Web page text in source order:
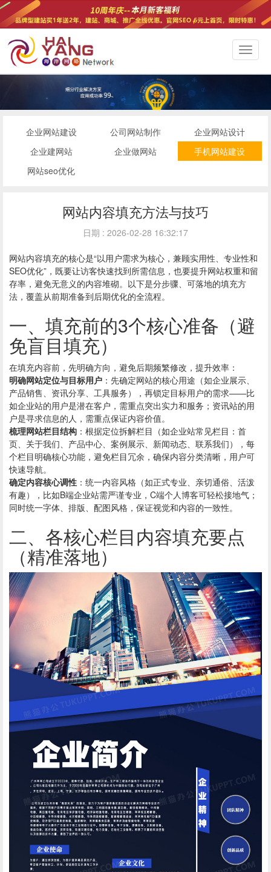
切
换
导
企业网站建设 公司网站制作
企业网站设计
企业建网站
企业做网站
手机网站建设
网站seo优化
网站内容填充方法与技巧
日期 : 2026-02-28 16:32:17
网站内容填充的核心是“以用户需求为核心，兼顾实用性、专业性和
SEO优化”，既要让访客快速找到所需信息，也要提升网站权重和留
存率，避免无意义的内容堆砌。以下是分步骤、可落地的填充方
法，覆盖从前期准备到后期优化的全流程。
一、填充前的3个核心准备（避
免盲目填充）
在填充内容前，先明确方向，避免后期频繁修改，提升效率：
明确网站定位与目标用户 ：先确定网站的核心用途（如企业展示、
产品销售、资讯分享、工具服务），再锁定目标用户的需求——比
如企业站的用户是潜在客户，需重点突出实力和服务；资讯站的用
户是寻求信息的人，需重点保证内容价值。
梳理网站栏目结构 ：根据定位拆解栏目（如企业站常见栏目：首
页、关于我们、产品中心、案例展示、新闻动态、联系我们），每
个栏目明确核心功能，避免栏目冗余，确保内容分类清晰，用户可
快速导航。
确定内容核心调性 ：统一内容风格（如正式专业、亲切通俗、活泼
有趣），比如B端企业站需严谨专业，C端个人博客可轻松接地气；
同时统一字体、排版、配图风格，保证视觉和内容的一致性。
二、各核心栏目内容填充要点
（精准落地）